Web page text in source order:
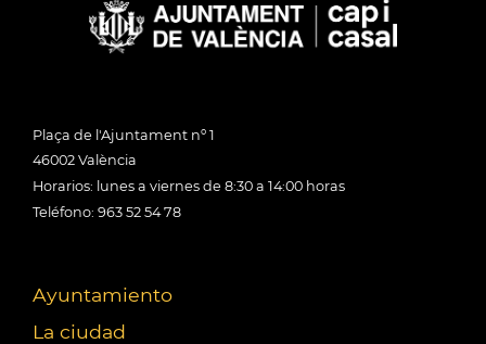
Plaça de l'Ajuntament nº 1
46002 València
Horarios: lunes a viernes de 8:30 a 14:00 horas
Teléfono: 963 52 54 78
Ayuntamiento
La ciudad